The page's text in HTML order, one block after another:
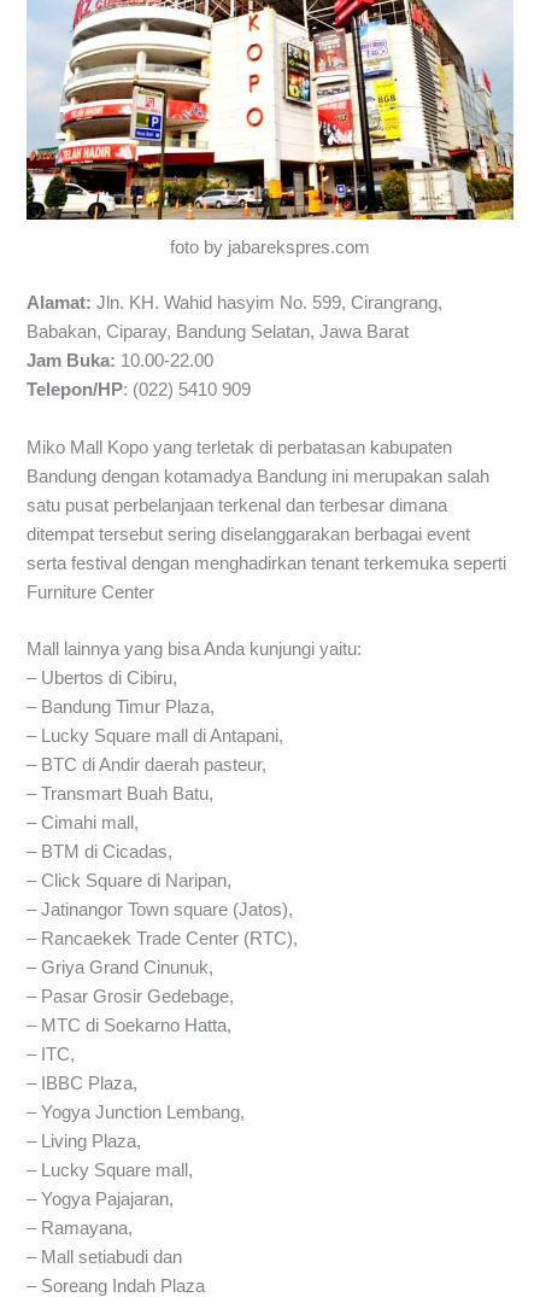
foto by jabarekspres.com
Alamat: Jln. KH. Wahid hasyim No. 599, Cirangrang,
Babakan, Ciparay, Bandung Selatan, Jawa Barat
Jam Buka: 10.00-22.00
Telepon/HP: (022) 5410 909
Miko Mall Kopo yang terletak di perbatasan kabupaten
Bandung dengan kotamadya Bandung ini merupakan salah
satu pusat perbelanjaan terkenal dan terbesar dimana
ditempat tersebut sering diselanggarakan berbagai event
serta festival dengan menghadirkan tenant terkemuka seperti
Furniture Center
Mall lainnya yang bisa Anda kunjungi yaitu:
– Ubertos di Cibiru,
– Bandung Timur Plaza,
– Lucky Square mall di Antapani,
– BTC di Andir daerah pasteur,
– Transmart Buah Batu,
– Cimahi mall,
– BTM di Cicadas,
– Click Square di Naripan,
– Jatinangor Town square (Jatos),
– Rancaekek Trade Center (RTC),
– Griya Grand Cinunuk,
– Pasar Grosir Gedebage,
– MTC di Soekarno Hatta,
– ITC,
– IBBC Plaza,
– Yogya Junction Lembang,
– Living Plaza,
– Lucky Square mall,
– Yogya Pajajaran,
– Ramayana,
– Mall setiabudi dan
– Soreang Indah Plaza